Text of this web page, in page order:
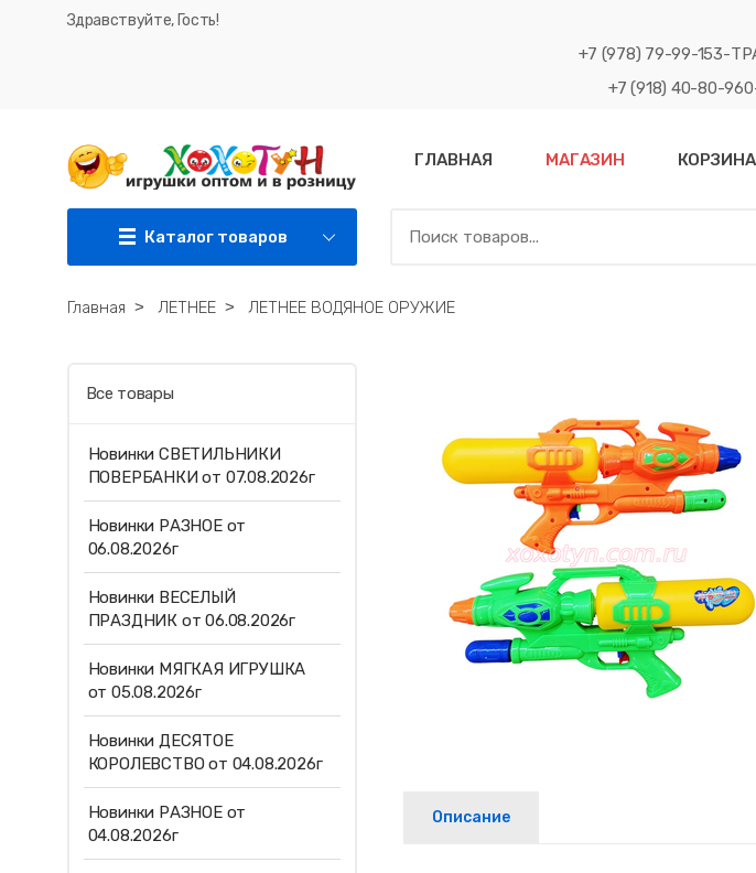
Здравствуйте, Гость!
+7 (978) 79-99-153-
+7 (918) 40-80-
Каталог товаров
ГЛАВНАЯ МАГАЗИН КОРЗИНА
Главная ˃ ЛЕТНЕЕ ˃ ЛЕТНЕЕ ВОДЯНОЕ ОРУЖИЕ
Описание
Все товары
Новинки СВЕТИЛЬНИКИ
ПОВЕРБАНКИ от 07.08.2026г
Новинки РАЗНОЕ от
06.08.2026г
Новинки ВЕСЕЛЫЙ
ПРАЗДНИК от 06.08.2026г
Новинки МЯГКАЯ ИГРУШКА
от 05.08.2026г
Новинки ДЕСЯТОЕ
КОРОЛЕВСТВО от 04.08.2026г
Новинки РАЗНОЕ от
04.08.2026г